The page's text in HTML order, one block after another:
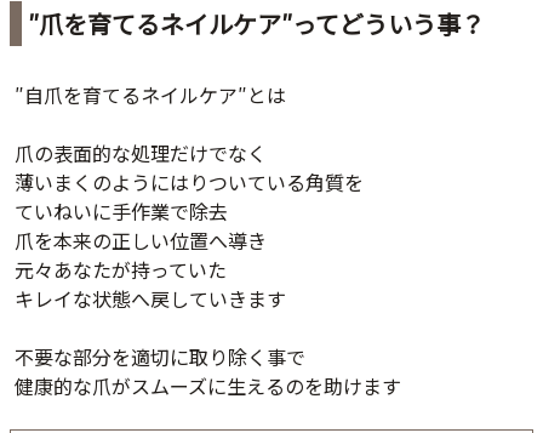
″爪を育てるネイルケア″ってどういう事？
″自爪を育てるネイルケア″とは
爪の表面的な処理だけでなく
薄いまくのようにはりついている角質を
ていねいに手作業で除去
爪を本来の正しい位置へ導き
元々あなたが持っていた
キレイな状態へ戻していきます
不要な部分を適切に取り除く事で
健康的な爪がスムーズに生えるのを助けます